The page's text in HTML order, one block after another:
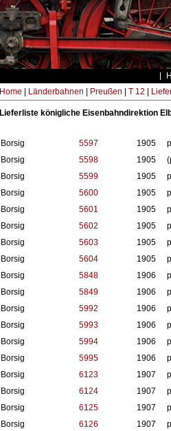
Home Länderbahnen Preußen T 12
Lieferliste königliche Eisenbahndirektion
Borsig 5597 1905
Borsig
5598 1905
Borsig
5599 1905
Borsig
5600 1905
Borsig
5601 1905
Borsig
5602 1905
Borsig
5603 1905
Borsig
5604 1905
Borsig
5848 1906
Borsig
5849 1906
Borsig
5992 1906
Borsig
5993 1906
Borsig
5994 1906
Borsig
5995 1906
Borsig
6123 1907
Borsig
6124 1907
Borsig
6125 1907
Borsig
6126 1907